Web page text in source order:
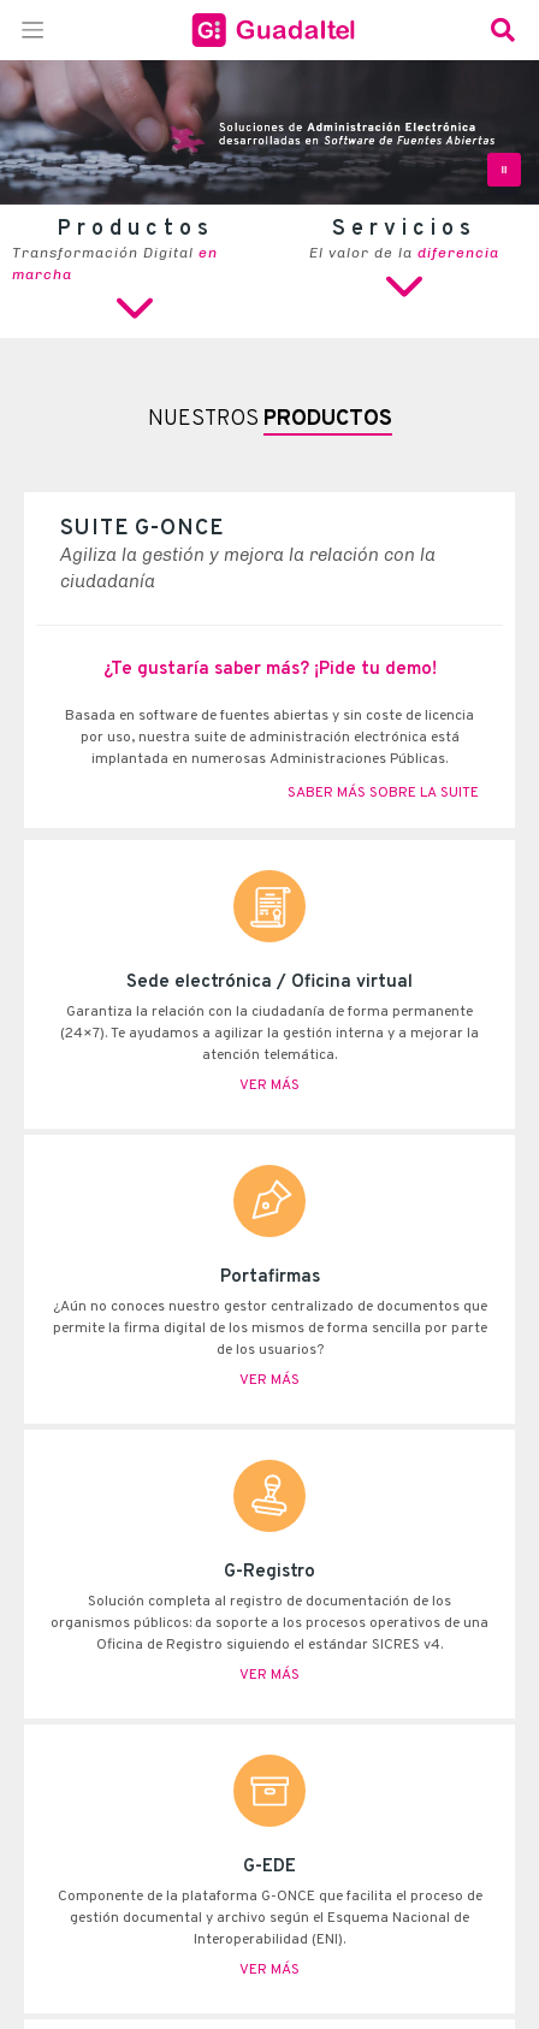
Productos
Transformación Digital en
marcha
Servicios
El valor de la diferencia
NUESTROS PRODUCTOS
SUITE G-ONCE
Agiliza la gestión y mejora la relación con la
ciudadanía
¿Te gustaría saber más? ¡Pide tu demo!
Basada en software de fuentes abiertas y sin coste de licencia
por uso, nuestra suite de administración electrónica está
implantada en numerosas Administraciones Públicas.
SABER MÁS SOBRE LA SUITE
Sede electrónica / Oficina virtual
Garantiza la relación con la ciudadanía de forma permanente
(24×7). Te ayudamos a agilizar la gestión interna y a mejorar la
atención telemática.
VER MÁS
Portafirmas
¿Aún no conoces nuestro gestor centralizado de documentos que
permite la firma digital de los mismos de forma sencilla por parte
de los usuarios?
VER MÁS
G-Registro
Solución completa al registro de documentación de los
organismos públicos: da soporte a los procesos operativos de una
Oficina de Registro siguiendo el estándar SICRES v4.
VER MÁS
G-EDE
Componente de la plataforma G-ONCE que facilita el proceso de
gestión documental y archivo según el Esquema Nacional de
Interoperabilidad (ENI).
VER MÁS